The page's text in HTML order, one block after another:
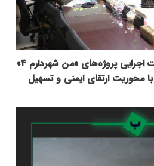
تداوم عملیات اجرایی پروژه‌های «من شهردارم ۴»
در منطقه ۹ با محوریت ارتقای ایمنی و تسهیل